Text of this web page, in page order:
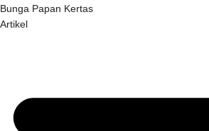
Bunga Papan Kertas
Artikel